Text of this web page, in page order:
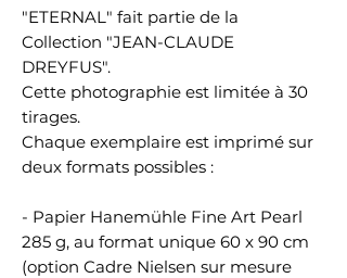
"ETERNAL" fait partie de la
Collection "JEAN-CLAUDE
DREYFUS".
Cette photographie est limitée à 30
tirages.
Chaque exemplaire est imprimé sur
deux formats possibles :
- Papier Hanemühle Fine Art Pearl
285 g, au format unique 60 x 90 cm
(option Cadre Nielsen sur mesure